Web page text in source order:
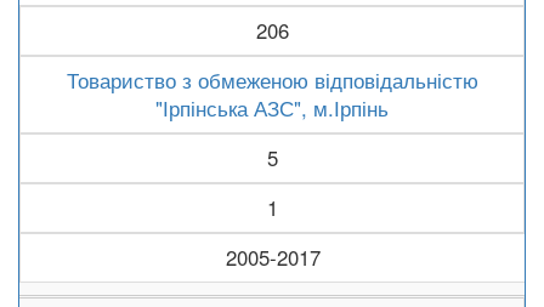
206
Товариство з обмеженою відповідальністю
"Ірпінська АЗС", м.Ірпінь
5
1
2005-2017